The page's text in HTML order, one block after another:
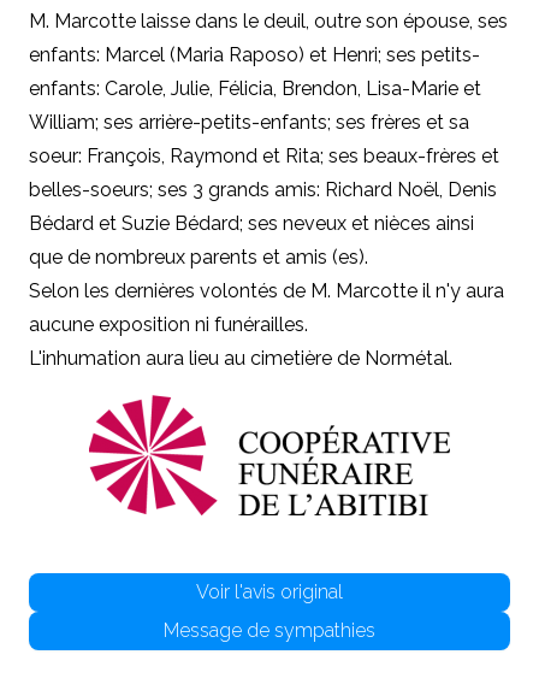
M. Marcotte laisse dans le deuil, outre son épouse, ses
enfants: Marcel (Maria Raposo) et Henri; ses petits-
enfants: Carole, Julie, Félicia, Brendon, Lisa-Marie et
William; ses arrière-petits-enfants; ses frères et sa
soeur: François, Raymond et Rita; ses beaux-frères et
belles-soeurs; ses 3 grands amis: Richard Noël, Denis
Bédard et Suzie Bédard; ses neveux et nièces ainsi
que de nombreux parents et amis (es).
Selon les dernières volontés de M. Marcotte il n'y aura
aucune exposition ni funérailles.
L'inhumation aura lieu au cimetière de Normétal.
Voir l'avis original
Message de sympathies